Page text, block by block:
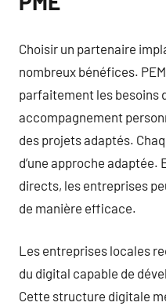
Choisir un partenaire
nombreux bénéfices.
parfaitement les besoins
accompagnement
des projets adaptés.
d’une approche
directs, les entreprises
de manière efficace.
Les entreprises locales
du digital capable de
Cette structure digitale